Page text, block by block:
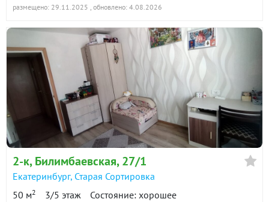
размещено: 29.11.2025 , обновлено: 4.08.2026
2-к, Билимбаевская, 27/1
Екатеринбург, Старая Сортировка
50 м2 3/5 этаж Состояние: хорошее